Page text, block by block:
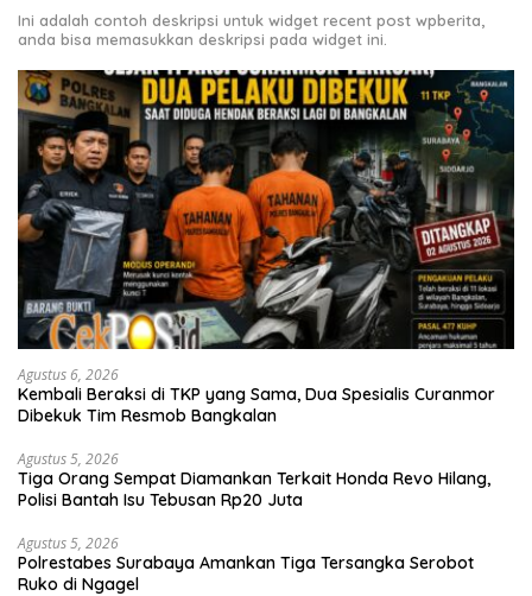
Ini adalah contoh deskripsi untuk widget recent post wpberita,
anda bisa memasukkan deskripsi pada widget ini.
Agustus 6, 2026
Kembali Beraksi di TKP yang Sama, Dua Spesialis Curanmor
Dibekuk Tim Resmob Bangkalan
Agustus 5, 2026
Tiga Orang Sempat Diamankan Terkait Honda Revo Hilang,
Polisi Bantah Isu Tebusan Rp20 Juta
Agustus 5, 2026
Polrestabes Surabaya Amankan Tiga Tersangka Serobot
Ruko di Ngagel